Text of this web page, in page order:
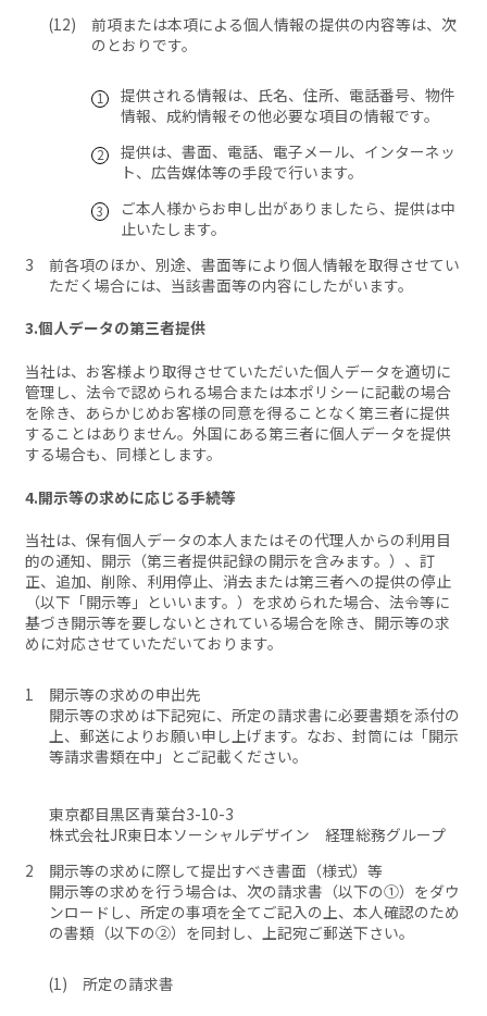
前項または本項による個人情報の提供の内容等は、次
のとおりです。
提供される情報は、氏名、住所、電話番号、物件
情報、成約情報その他必要な項目の情報です。
提供は、書面、電話、電子メール、インターネッ
ト、広告媒体等の手段で行います。
ご本人様からお申し出がありましたら、提供は中
止いたします。
前各項のほか、別途、書面等により個人情報を取得させてい
ただく場合には、当該書面等の内容にしたがいます。
3.個人データの第三者提供
当社は、お客様より取得させていただいた個人データを適切に
管理し、法令で認められる場合または本ポリシーに記載の場合
を除き、あらかじめお客様の同意を得ることなく第三者に提供
することはありません。外国にある第三者に個人データを提供
する場合も、同様とします。
4.開示等の求めに応じる手続等
当社は、保有個人データの本人またはその代理人からの利用目
的の通知、開示（第三者提供記録の開示を含みます。）、訂
正、追加、削除、利用停止、消去または第三者への提供の停止
（以下「開示等」といいます。）を求められた場合、法令等に
基づき開示等を要しないとされている場合を除き、開示等の求
めに対応させていただいております。
開示等の求めの申出先
開示等の求めは下記宛に、所定の請求書に必要書類を添付の
上、郵送によりお願い申し上げます。なお、封筒には「開示
等請求書類在中」とご記載ください。
東京都目黒区青葉台3-10-3
株式会社JR東日本ソーシャルデザイン 経理総務グループ
開示等の求めに際して提出すべき書面（様式）等
開示等の求めを行う場合は、次の請求書（以下の①）をダウ
ンロードし、所定の事項を全てご記入の上、本人確認のため
の書類（以下の②）を同封し、上記宛ご郵送下さい。
所定の請求書